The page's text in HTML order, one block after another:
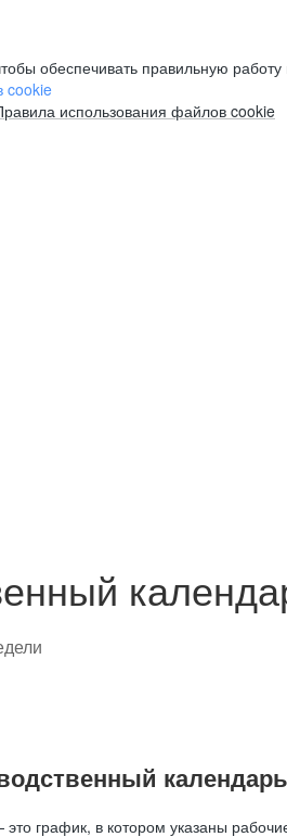
обеспечивать правильную работу
cookie
использования файлов cookie
календарь
график, в котором указаны